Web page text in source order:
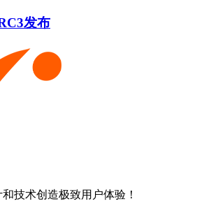
发布
技术创造极致用户体验！